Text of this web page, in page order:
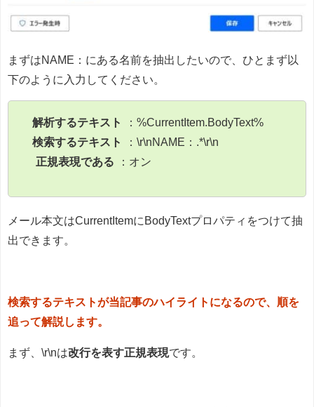
まずはNAME：にある名前を抽出したいので、ひとまず以
下のように入力してください。
解析するテキスト
：%CurrentItem.BodyText%
検索するテキスト
：\r\nNAME：.*\r\n
正規表現である
：オン
メール本文はCurrentItemにBodyTextプロパティをつけて抽
出できます。
検索するテキストが当記事のハイライトになるので、順を
追って解説します。
まず、\r\nは改行を表す正規表現です。